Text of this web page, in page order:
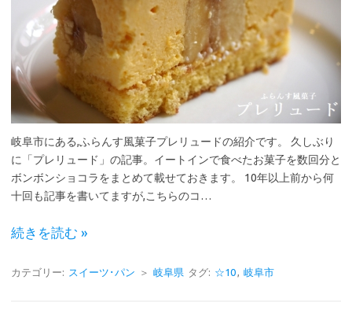
岐阜市にある,ふらんす風菓子プレリュードの紹介です。 久しぶり
に「プレリュード」の記事。イートインで食べたお菓子を数回分と
ボンボンショコラをまとめて載せておきます。 10年以上前から何
十回も記事を書いてますが,こちらのコ…
続きを読む »
カテゴリー: スイーツ･パン ＞ 岐阜県 タグ: ☆10, 岐阜市